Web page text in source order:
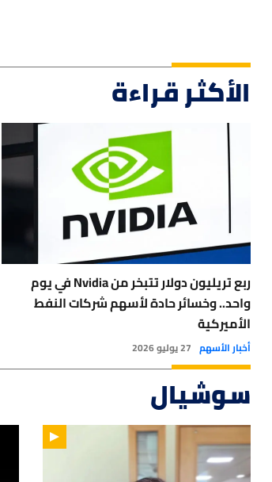
الأكثر قراءة
ربع تريليون دولار تتبخر من Nvidia في يوم
واحد.. وخسائر حادة لأسهم شركات النفط
الأميركية
أخبار الأسهم 27 يوليو 2026
سوشيال